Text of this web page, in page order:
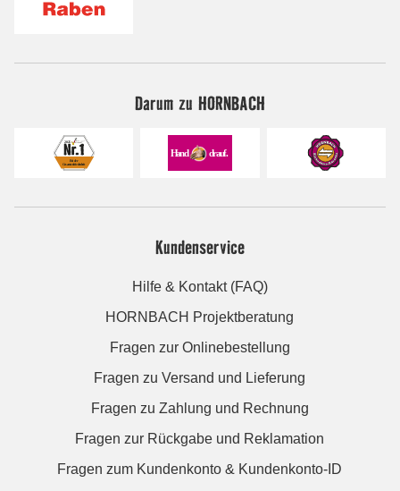
Darum zu HORNBACH
Kundenservice
Hilfe & Kontakt (FAQ)
HORNBACH Projektberatung
Fragen zur Onlinebestellung
Fragen zu Versand und Lieferung
Fragen zu Zahlung und Rechnung
Fragen zur Rückgabe und Reklamation
Fragen zum Kundenkonto & Kundenkonto-ID